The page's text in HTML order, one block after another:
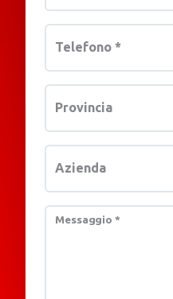
Telefono *
Provincia
Azienda
Messaggio *